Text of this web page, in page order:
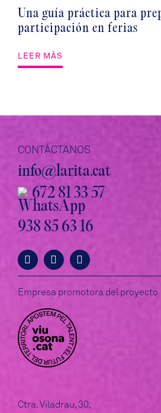
Una guía práctica para
participación en ferias
LEER MÁS
CONTÁCTANOS
info@larita.cat
672 81 33 57
938 85 63 16
Empresa promotora del proyecto
Ctra. Viladrau, 30,